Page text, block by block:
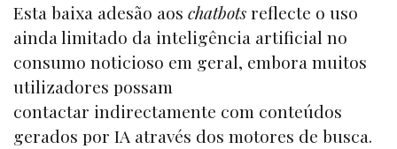
Esta baixa adesão aos chatbotsreflecte o uso
ainda limitado da inteligência artificial no
consumo noticioso em geral, embora muitos
utilizadores possam
contactar indirectamente com conteúdos
gerados por IA através dos motores de busca.